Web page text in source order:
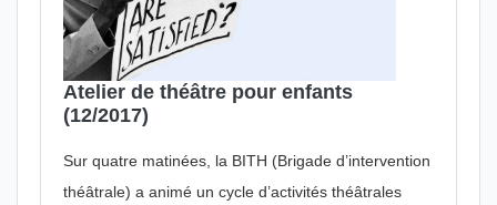
Atelier de théâtre pour enfants
(12/2017)
Sur quatre matinées, la BITH (Brigade d’intervention
théâtrale) a animé un cycle d’activités théâtrales